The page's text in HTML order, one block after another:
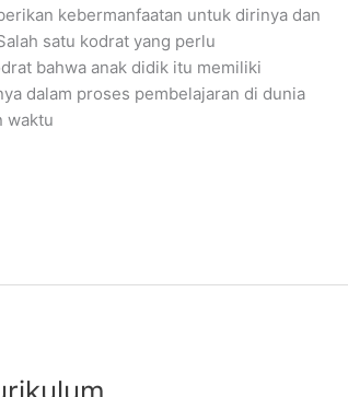
kebermanfaatan untuk dirinya dan
satu kodrat yang perlu
bahwa anak didik itu memiliki
dalam proses pembelajaran di dunia
waktu